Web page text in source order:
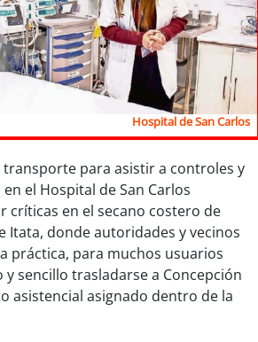
Hospital de San Carlos
transporte para asistir a controles y
el Hospital de San Carlos
críticas en el secano costero de
Itata, donde autoridades y vecinos
práctica, para muchos usuarios
sencillo trasladarse a Concepción
asistencial asignado dentro de la